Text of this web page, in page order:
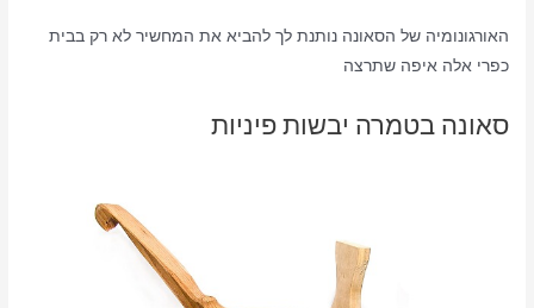
האורגונומיה של הסאונה נותנת לך להביא את המחשיר לא רק בבית
כפרי אלה איפה שתרצה
סאונה בטמרה יבשות פיניות